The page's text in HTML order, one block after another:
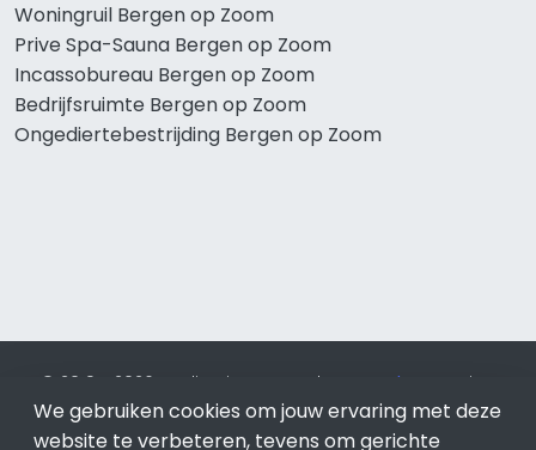
Woningruil Bergen op Zoom
Prive Spa-Sauna Bergen op Zoom
Incassobureau Bergen op Zoom
Bedrijfsruimte Bergen op Zoom
Ongediertebestrijding Bergen op Zoom
© 2019 - 2026 Realisatie en SEO door SEO-bureau
Lion
Internet. Betaal alleen voor bewezen resultaten?SEO
optimalisatie No Cure No Pay.Bergen op Zoomis onderdeel
We gebruiken cookies om jouw ervaring met deze
website te verbeteren, tevens om gerichte